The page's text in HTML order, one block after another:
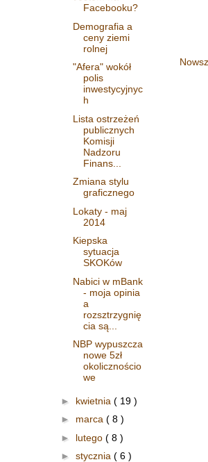
Facebooku?
Demografia a
ceny ziemi
rolnej
"Afera" wokół
polis
inwestycyjnyc
h
Lista ostrzeżeń
publicznych
Komisji
Nadzoru
Finans...
Zmiana stylu
graficznego
Lokaty - maj
2014
Kiepska
sytuacja
SKOKów
Nabici w mBank
- moja opinia
a
rozsztrzygnię
cia są...
NBP wypuszcza
nowe 5zł
okolicznościo
we
► kwietnia ( 19 )
► marca ( 8 )
► lutego( 8 )
► stycznia ( 6 )